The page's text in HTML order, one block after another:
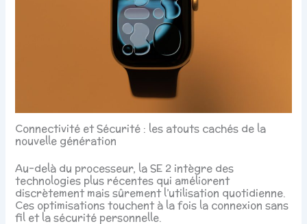
Connectivité et Sécurité : les atouts cachés de la
nouvelle génération
Au-delà du processeur, la SE 2 intègre des
technologies plus récentes qui améliorent
discrètement mais sûrement l’utilisation quotidienne.
Ces optimisations touchent à la fois la connexion sans
fil et la sécurité personnelle.